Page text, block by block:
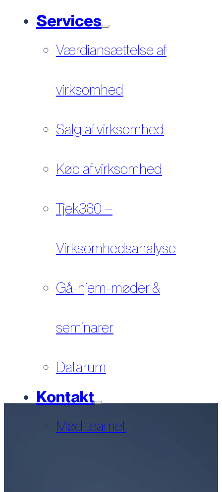
Services
Værdiansættelse af
virksomhed
Salg af virksomhed
Køb af virksomhed
Tjek360 –
Virksomhedsanalyse
Gå-hjem-møder &
seminarer
Datarum
Kontakt
Mød teamet